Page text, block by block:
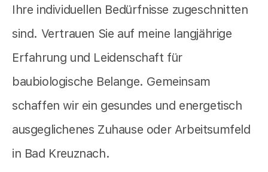
Ihre individuellen Bedürfnisse zugeschnitten
sind. Vertrauen Sie auf meine langjährige
Erfahrung und Leidenschaft für
baubiologische Belange. Gemeinsam
schaffen wir ein gesundes und energetisch
ausgeglichenes Zuhause oder Arbeitsumfeld
in Bad Kreuznach.